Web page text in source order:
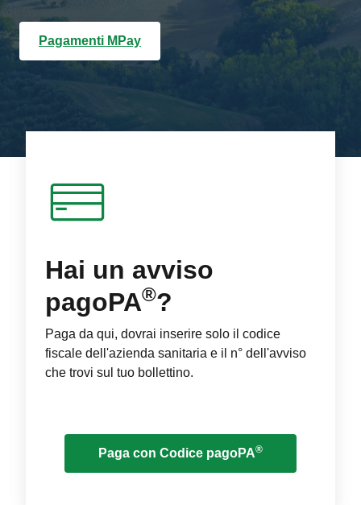
Pagamenti MPay
Hai un avviso
pagoPA®?
Paga da qui, dovrai inserire solo il codice
fiscale dell'azienda sanitaria e il n° dell'avviso
che trovi sul tuo bollettino.
Paga con Codice pagoPA®